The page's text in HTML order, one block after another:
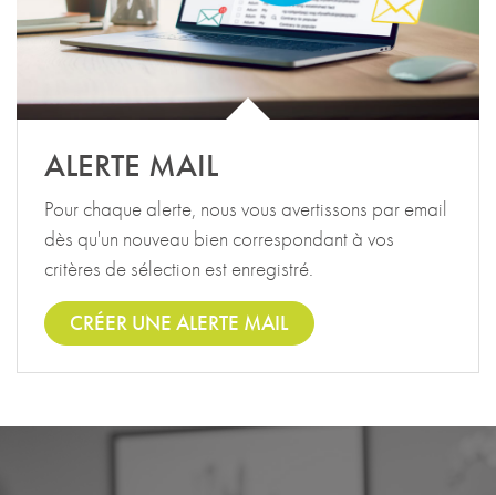
ALERTE MAIL
Pour chaque alerte, nous vous avertissons par email
dès qu'un nouveau bien correspondant à vos
critères de sélection est enregistré.
CRÉER UNE ALERTE MAIL